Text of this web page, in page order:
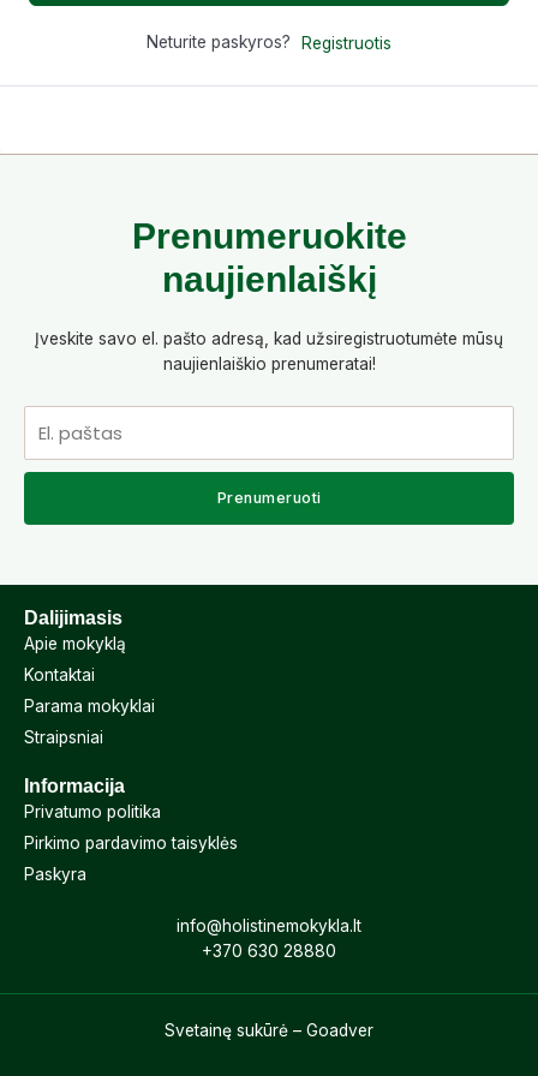
Neturite paskyros? Registruotis
Prenumeruokite
naujienlaiškį
Įveskite savo el. pašto adresą, kad užsiregistruotumėte mūsų
naujienlaiškio prenumeratai!
paštas
Prenumeruoti
info@holistinemokykla.lt
+370 630 28880
Dalijimasis
Apie mokyklą
Kontaktai
Parama mokyklai
Straipsniai
Informacija
Privatumo politika
Pirkimo pardavimo taisyklės
Paskyra
Svetainę sukūrė – Goadver